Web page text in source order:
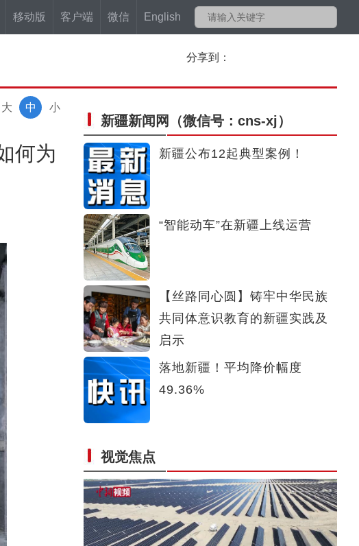
移动版 客户端 微信 English
分享到：
小
中
大
何为
新疆新闻网 （微信号：cns-xj）
新疆公布12起典型案例！
“智能动车”在新疆上线运营
【丝路同心圆】铸牢中华民族
共同体意识教育的新疆实践及
启示
落地新疆！平均降价幅度
49.36%
视觉焦点
新疆青河县：云海奔涌 山川如画
【新疆故事】抖杠杂技演员：即使没结果 我还